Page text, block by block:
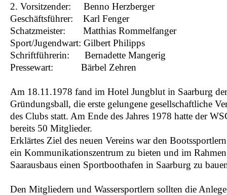
2. Vorsitzender: Benno Herzberger
Geschäftsführer: Karl Fenger
Schatzmeister: Matthias Rommelfanger
Sport/Jugendwart: Gilbert Philipps
Schriftführerin: Bernadette Mangerig
Pressewart: Bärbel Zehren
Am 18.11.1978 fand im Hotel Jungblut in Saarburg
Gründungsball, die erste gelungene gesellschaftliche
des Clubs statt. Am Ende des Jahres 1978 hatte der
bereits 50 Mitglieder.
Erklärtes Ziel des neuen Vereins war den
ein Kommunikationszentrum zu bieten und im
Saarausbaus einen Sportboothafen in Saarburg zu
Den Mitgliedern und Wassersportlern sollten die